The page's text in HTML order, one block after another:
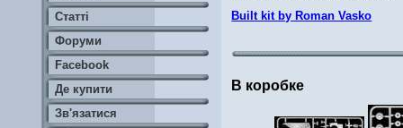
Built kit by Roman Vasko
В коробке
Статті
Форуми
Facebook
Де купити
Зв'язатися